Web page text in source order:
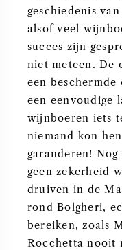
geschiedenis
alsof veel
succes zijn
niet meteen. De
een beschermde
een eenvoudige
wijnboeren iets
niemand kon
garanderen!
geen zekerheid
druiven in de
rond Bolgheri,
bereiken, zoals
Rocchetta nooit